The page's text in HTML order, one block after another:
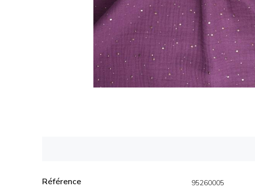
Référence 95260005